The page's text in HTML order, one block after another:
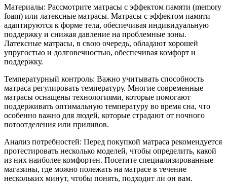
Материалы: Рассмотрите матрасы с эффектом памяти (memory
foam) или латексные матрасы. Матрасы с эффектом памяти
адаптируются к форме тела, обеспечивая индивидуальную
поддержку и снижая давление на проблемные зоны.
Латексные матрасы, в свою очередь, обладают хорошей
упругостью и долговечностью, обеспечивая комфорт и
поддержку.
Температурный контроль: Важно учитывать способность
матраса регулировать температуру. Многие современные
матрасы оснащены технологиями, которые помогают
поддерживать оптимальную температуру во время сна, что
особенно важно для людей, которые страдают от ночного
потоотделения или приливов.
Анализ потребностей: Перед покупкой матраса рекомендуется
протестировать несколько моделей, чтобы определить, какой
из них наиболее комфортен. Посетите специализированные
магазины, где можно полежать на матрасе в течение
нескольких минут, чтобы понять, подходит ли он вам.